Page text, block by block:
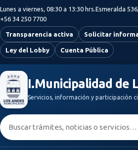
Saltar al contenido principal
Lunes a viernes, 08:30 a 13:30 hrs.Esmeralda
+56 34 250 7700
Transparencia activa Solicitar
Ley del Lobby Cuenta Pública
I.Municipalidad de
Servicios, información y participación
Buscar: